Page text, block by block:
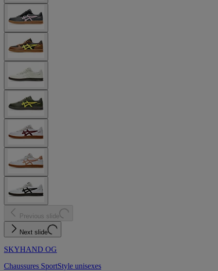
Previous slide
Next slide
SKYHAND OG
Chaussures SportStyle unisexes